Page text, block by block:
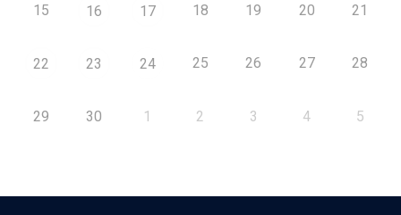
15 16 17 18 19 20 21
22 23 24 25 26 27 28
29 30 1 2 3 4 5